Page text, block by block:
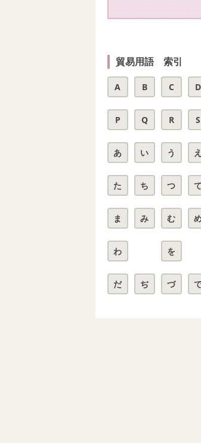
貿易用語 索引
A B C D
P Q R S
あ い う え
た ち つ て
ま み む
わ を
だ ぢ づ